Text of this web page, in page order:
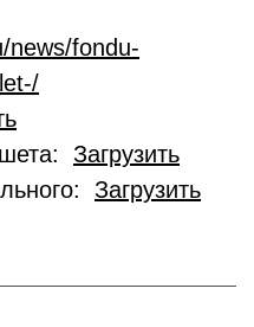
news/fondu-
Загрузить
Загрузить